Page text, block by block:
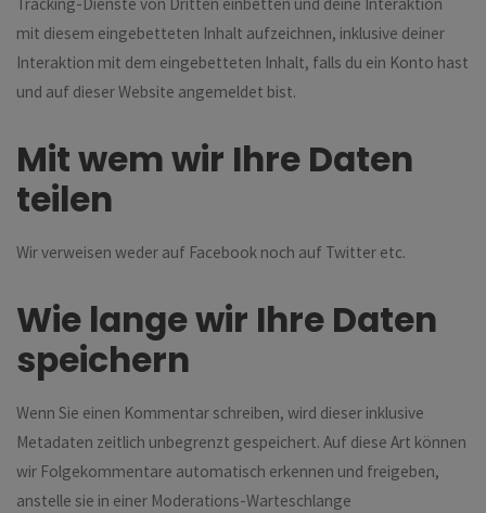
mit diesem eingebetteten Inhalt aufzeichnen, inklusive deiner
Interaktion mit dem eingebetteten Inhalt, falls du ein Konto hast
und auf dieser Website angemeldet bist.
Mit wem wir Ihre Daten
teilen
Wir verweisen weder auf Facebook noch auf Twitter etc.
Wie lange wir Ihre Daten
speichern
Wenn Sie einen Kommentar schreiben, wird dieser inklusive
Metadaten zeitlich unbegrenzt gespeichert. Auf diese Art können
wir Folgekommentare automatisch erkennen und freigeben,
anstelle sie in einer Moderations-Warteschlange